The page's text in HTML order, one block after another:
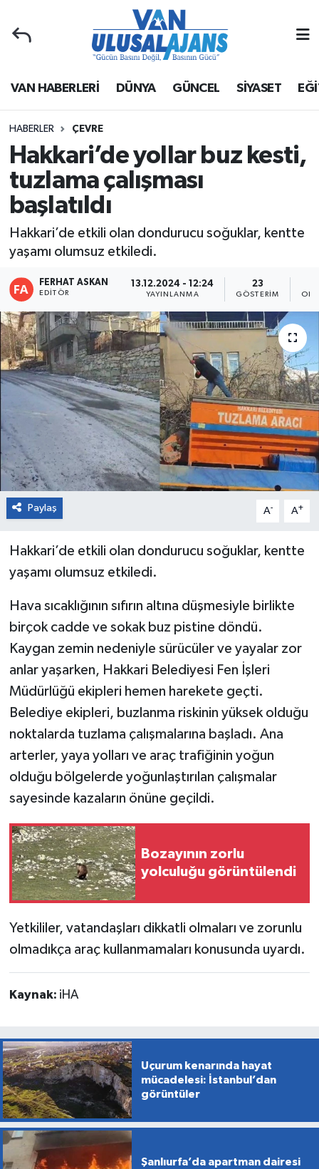
VAN HABERLERİ DÜNYA GÜNCEL SİYASET
HABERLER ÇEVRE
Hakkari’de yollar buz kesti,
tuzlama çalışması
başlatıldı
Hakkari’de etkili olan dondurucu soğuklar, kentte
yaşamı olumsuz etkiledi.
FERHAT ASKAN
EDITÖR
13.12.2024 - 12:24
YAYINLANMA
23
GÖSTERIM
Paylaş A- A+
Hakkari’de etkili olan dondurucu soğuklar, kentte
yaşamı olumsuz etkiledi.
Hava sıcaklığının sıfırın altına düşmesiyle birlikte
birçok cadde ve sokak buz pistine döndü.
Kaygan zemin nedeniyle sürücüler ve yayalar zor
anlar yaşarken, Hakkari Belediyesi Fen İşleri
Müdürlüğü ekipleri hemen harekete geçti.
Belediye ekipleri, buzlanma riskinin yüksek olduğu
noktalarda tuzlama çalışmalarına başladı. Ana
arterler, yaya yolları ve araç trafiğinin yoğun
olduğu bölgelerde yoğunlaştırılan çalışmalar
sayesinde kazaların önüne geçildi.
Bozayının zorlu
yolculuğu görüntülendi
Yetkililer, vatandaşları dikkatli olmaları ve zorunlu
olmadıkça araç kullanmamaları konusunda uyardı.
Kaynak: iHA
Uçurum kenarında hayat
mücadelesi: İstanbul’dan
görüntüler
Şanlıurfa’da apartman dairesi
Van Nöbetçi Eczaneler
Van Hava Durumu
Van Namaz Vakitleri
Van Trafik Yoğunluk Haritası
Süper Lig Puan Durumu ve Fikstür
Tüm Manşetler